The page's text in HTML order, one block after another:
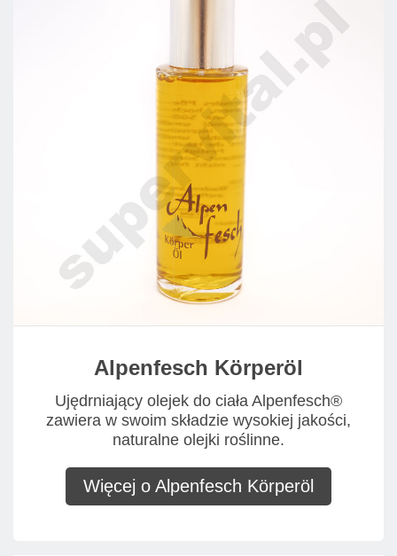
Alpenfesch Körperöl
Ujędrniający olejek do ciała Alpenfesch®
zawiera w swoim składzie wysokiej jakości,
naturalne olejki roślinne.
Więcej o Alpenfesch Körperöl